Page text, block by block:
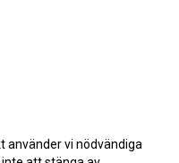
använder vi nödvändiga